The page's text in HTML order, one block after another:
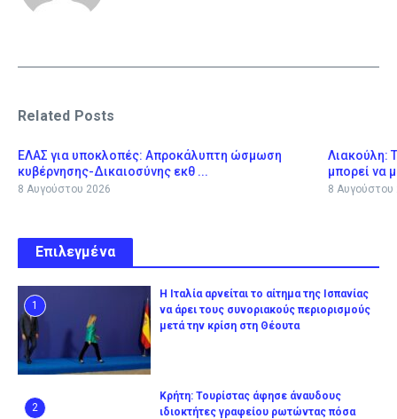
Related Posts
ΕΛΑΣ για υποκλοπές: Απροκάλυπτη ώσμωση
κυβέρνησης-Δικαιοσύνης εκθ ...
8 Αυγούστου 2026
Λιακούλη:
μπορεί να
8 Αυγούστου
Επιλεγμένα
1
Η Ιταλία αρνείται το αίτημα της Ισπανίας
να άρει τους συνοριακούς περιορισμούς
μετά την κρίση στη Θέουτα
2
Κρήτη: Τουρίστας άφησε άναυδους
ιδιοκτήτες γραφείου ρωτώντας πόσα